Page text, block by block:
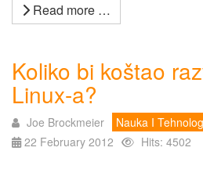
Read more …
Koliko bi koštao
Linux-a?
Joe Brockmeier
Nauka I
22 February 2012
Hits: 4502